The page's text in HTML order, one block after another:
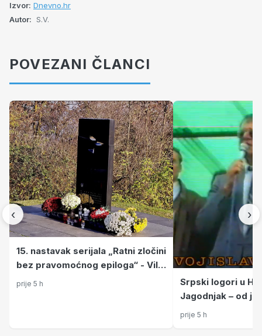
Izvor: Dnevno.hr
Autor: S.V.
POVEZANI ČLANCI
‹
15. nastavak serijala „Ratni zločini
bez pravomoćnog epiloga“ - Vila
Gavrilović u Petrinji 1991.: Mučili i
prije 5 h
Srpski logori u
Jagodnjak – od
najžešćih
prije 5 h
›